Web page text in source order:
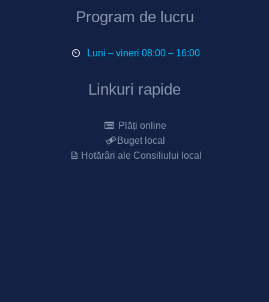
Program de lucru
Luni – vineri 08:00 – 16:00
Linkuri rapide
Plăți online
Buget local
Hotărâri ale Consiliului local